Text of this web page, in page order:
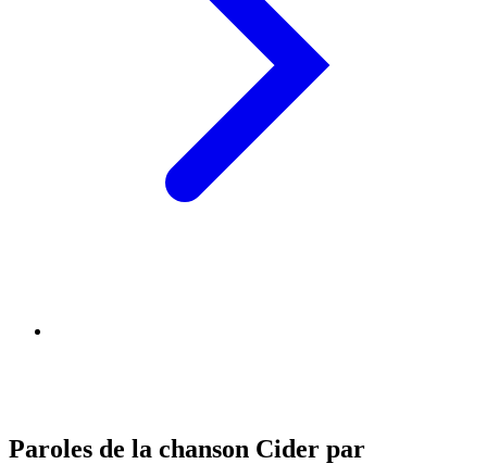
Paroles de la chanson Cider par